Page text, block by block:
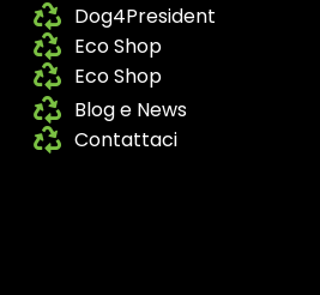
Dog4President
Eco Shop
Eco Shop
Blog e News
Contattaci